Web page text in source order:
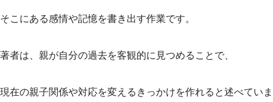
そこにある感情や記憶を書き出す作業です。
著者は、親が自分の過去を客観的に見つめることで、
現在の親子関係や対応を変えるきっかけを作れると述べていま